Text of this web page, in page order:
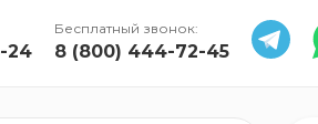
24
Бесплатный звонок:
8 (800) 444-72-45